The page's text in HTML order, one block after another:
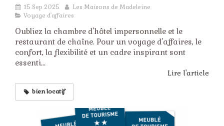
15 Sep 2025
Les Maisons de Madeleine
Voyage d'affaires
Oubliez la chambre d'hôtel impersonnelle et le
restaurant de chaîne. Pour un voyage d'affaires, le
confort, la flexibilité et un cadre inspirant sont
essenti...
Lire l'article
bien locatif